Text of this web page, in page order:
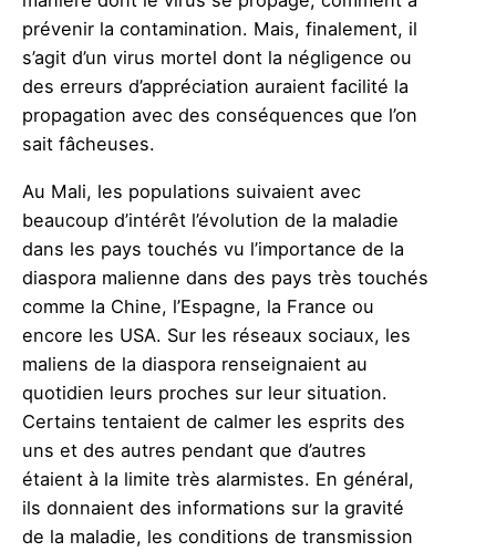
prévenir la contamination. Mais, finalement, il
s’agit d’un virus mortel dont la négligence ou
des erreurs d’appréciation auraient facilité la
propagation avec des conséquences que l’on
sait fâcheuses.
Au Mali, les populations suivaient avec
beaucoup d’intérêt l’évolution de la maladie
dans les pays touchés vu l’importance de la
diaspora malienne dans des pays très touchés
comme la Chine, l’Espagne, la France ou
encore les USA. Sur les réseaux sociaux, les
maliens de la diaspora renseignaient au
quotidien leurs proches sur leur situation.
Certains tentaient de calmer les esprits des
uns et des autres pendant que d’autres
étaient à la limite très alarmistes. En général,
ils donnaient des informations sur la gravité
de la maladie, les conditions de transmission